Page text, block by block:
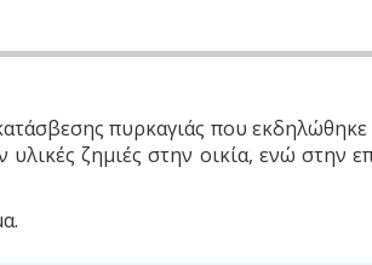
πυρκαγιάς που εκδηλώθηκε
ζημιές στην οικία, ενώ στην